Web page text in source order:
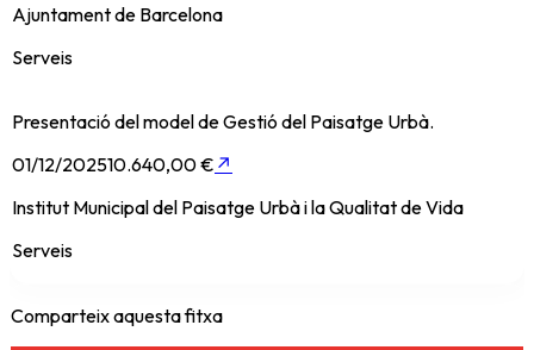
Ajuntament de Barcelona
Serveis
Presentació del model de Gestió del Paisatge Urbà.
01/12/202510.640,00 € ↗
Institut Municipal del Paisatge Urbà i la Qualitat de Vida
Serveis
Comparteix aquesta fitxa